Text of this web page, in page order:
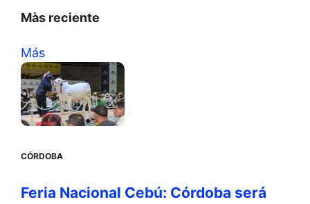
Màs reciente
Más
CÓRDOBA
Feria Nacional Cebú: Córdoba será